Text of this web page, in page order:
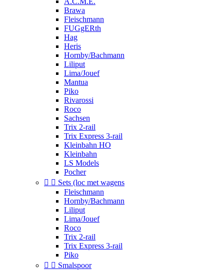
Brawa
Fleischmann
FUGgERth
Hag
Heris
Hornby/Bachmann
Liliput
Lima/Jouef
Mantua
Piko
Rivarossi
Roco
Sachsen
Trix 2-rail
Trix Express 3-rail
Kleinbahn HO
Kleinbahn
LS Models
Pocher
  Sets (loc met wagens
Fleischmann
Hornby/Bachmann
Liliput
Lima/Jouef
Roco
Trix 2-rail
Trix Express 3-rail
Piko
  Smalspoor